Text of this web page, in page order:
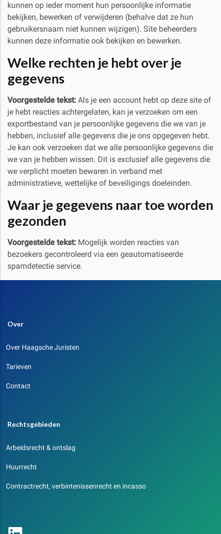
kunnen op ieder moment hun persoonlijke informatie
bekijken, bewerken of verwijderen (behalve dat ze hun
gebruikersnaam niet kunnen wijzigen). Site beheerders
kunnen deze informatie ook bekijken en bewerken.
Welke rechten je hebt over je
gegevens
Voorgestelde tekst: Als je een account hebt op deze site of
je hebt reacties achtergelaten, kan je verzoeken om een
exportbestand van je persoonlijke gegevens die we van je
hebben, inclusief alle gegevens die je ons opgegeven hebt.
Je kan ook verzoeken dat we alle persoonlijke gegevens die
we van je hebben wissen. Dit is exclusief alle gegevens die
we verplicht moeten bewaren in verband met
administratieve, wettelijke of beveiligings doeleinden.
Waar je gegevens naar toe worden
gezonden
Voorgestelde tekst: Mogelijk worden reacties van
bezoekers gecontroleerd via een geautomatiseerde
spamdetectie service.
Over
Over Haagsche Juristen
Tarieven
Contact
Rechtsgebieden
Arbeidsrecht & ontslag
Huurrecht
Contractrecht, verbintenissenrecht en incasso